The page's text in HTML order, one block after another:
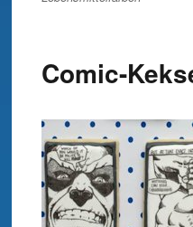
Comic-